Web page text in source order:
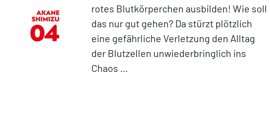
rotes Blutkörperchen ausbilden! Wie soll
das nur gut gehen? Da stürzt plötzlich
eine gefährliche Verletzung den Alltag
der Blutzellen unwiederbringlich ins
Chaos …